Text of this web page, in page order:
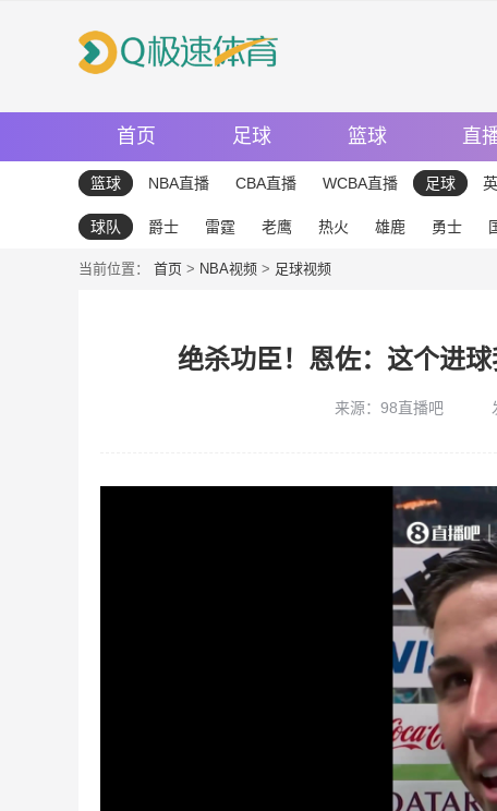
首页 足球 篮球 直
篮球 NBA直播 CBA直播 WCBA直播 足球
球队 爵士 雷霆 老鹰 热火 雄鹿 勇士
当前位置： 首页 > NBA视频 > 足球视频
绝杀功臣！恩佐：这个进
来源：98直播吧